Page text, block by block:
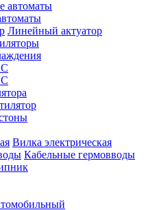
Линейный актуатор
Вилка электрическая
Кабельные гермовводы